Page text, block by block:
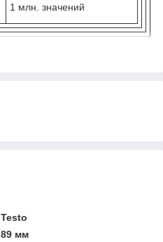
1 млн. значений
Testo
89 мм